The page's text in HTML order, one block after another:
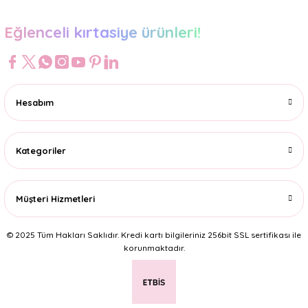
Eğlenceli kırtasiye ürünleri!
Hesabım
Kategoriler
Müşteri Hizmetleri
© 2025 Tüm Hakları Saklıdır. Kredi kartı bilgileriniz 256bit SSL sertifikası ile
korunmaktadır.